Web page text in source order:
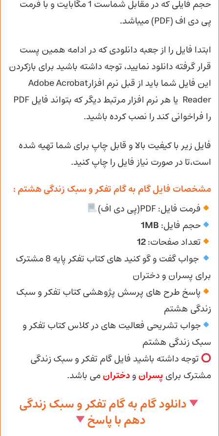
حجم فایلی که در مقابل شماست 1 مگابایت و با فرمت
پی دی اف (PDF) میباشد.
ابتدا فایل را از جعبه دانلودی که در ادامه همین پست
قرار گرفته دانلود نمایید، توجه داشته باشید برای بازکردن
این فایل شما باید از قبل نرم افزارAdobe Acrobat
را فراخوانی کند را نصب کرده باشید.
فایل زیر با کیفیت بالا و قابل چاپ برای شما تهیه شده
است،تا در صورت نیاز فایل را چاپ کنید.
مشخصات فایل گام به گام تفکر و سبک زندگی هشتم :
فرمت فایل: PDF(پی دی اف)
حجم فایل: 1MB
تعداد صفحات:12
جواب گفت و گو کنید های کتاب تفکر پایه 8 مشترک
برای پسران و دختران
پاسخ طرح های پرسش پژوهشی کتاب تفکر و سبک
زندگی هشتم
جواب تشریحی فعالیت های در کلاس کتاب تفکر و
سبک زندگی هشتم
توجه داشته باشید فایل گام تفکر و سبک زندگی
مشترک برای پسران ودختران می باشد.
دانلود گام به گام تفکر و سبک زندگی
دهم با پاسخ